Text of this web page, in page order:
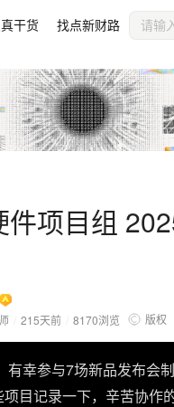
干货 找点新财路
件项目组
215天前 8170浏览 版权
有幸参与7场新品发布会
目记录一下，辛苦协作